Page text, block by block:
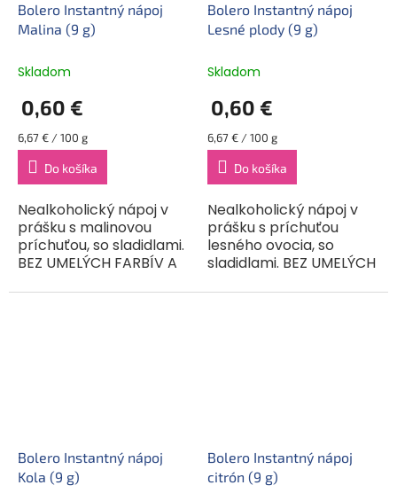
Bolero Instantný nápoj
Malina (9 g)
Skladom
0,60 €
Jednotková
cena:
6,67 € / 100 g
Do košíka
Nealkoholický nápoj v
prášku s malinovou
príchuťou, so sladidlami.
BEZ UMELÝCH FARBÍV A
originálna a široko
Bolero Instantný nápoj
Lesné plody (9 g)
Skladom
0,60 €
Jednotková
cena:
6,67 € / 100 g
Do košíka
Nealkoholický nápoj v
prášku s príchuťou
lesného ovocia, so
sladidlami. BEZ UMELÝCH
je originálna a široko
Bolero Instantný nápoj
Kola (9 g)
Bolero Instantný nápoj
citrón (9 g)